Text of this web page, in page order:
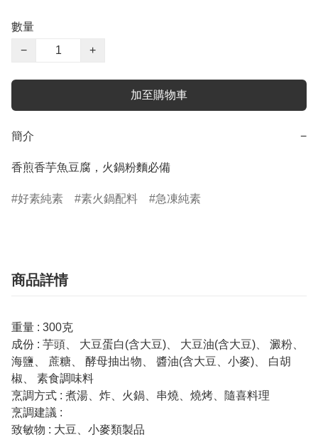
數量
−
+
加至購物車
簡介 −
香煎香芋魚豆腐，火鍋粉麵必備
好素純素 素火鍋配料 急凍純素
商品詳情
重量 : 300克
成份 : 芋頭、 大豆蛋白(含大豆)、 大豆油(含大豆)、 澱粉、
海鹽、 蔗糖、 酵母抽出物、 醬油(含大豆、小麥)、 白胡
椒、 素食調味料
烹調方式 : 煮湯、炸、火鍋、串燒、燒烤、隨喜料理
烹調建議 :
致敏物 : 大豆、小麥類製品